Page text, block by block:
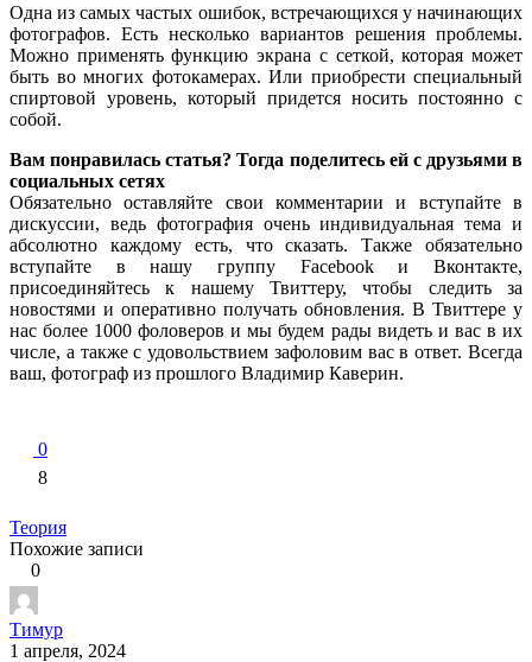
Одна из самых частых ошибок, встречающихся у начинающих
фотографов. Есть несколько вариантов решения проблемы.
Можно применять функцию экрана с сеткой, которая может
быть во многих фотокамерах. Или приобрести специальный
спиртовой уровень, который придется носить постоянно с
собой.
Вам понравилась статья? Тогда поделитесь ей с друзьями в
социальных сетях
Обязательно оставляйте свои комментарии и вступайте в
дискуссии, ведь фотография очень индивидуальная тема и
абсолютно каждому есть, что сказать. Также обязательно
вступайте в нашу группу Facebook и Вконтакте,
присоединяйтесь к нашему Твиттеру, чтобы следить за
новостями и оперативно получать обновления. В Твиттере у
нас более 1000 фоловеров и мы будем рады видеть и вас в их
числе, а также с удовольствием зафоловим вас в ответ. Всегда
ваш, фотограф из прошлого Владимир Каверин.
0
8
Теория
Похожие записи
0
Тимур
1 апреля, 2024